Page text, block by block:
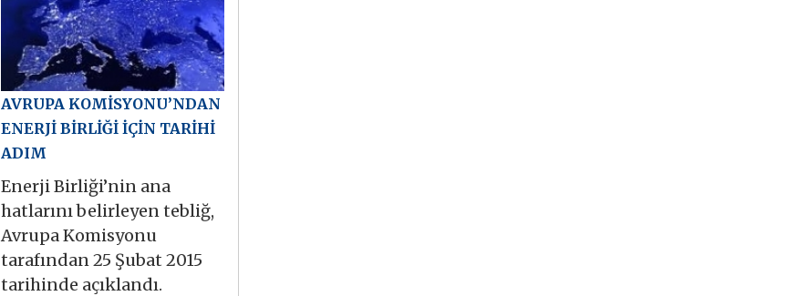
AVRUPA KOMİSYONU’NDAN
ENERJİ BİRLİĞİ İÇİN TARİHİ
ADIM
Enerji Birliği’nin ana
hatlarını belirleyen tebliğ,
Avrupa Komisyonu
tarafından 25 Şubat 2015
tarihinde açıklandı.